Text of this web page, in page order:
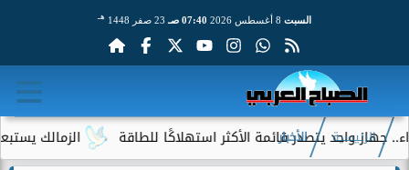
السبت 07:40 صـ 23 صفر 1448 هـ
الزمالك يستبعد 4 لاعبين شباب من حساباته في الموسم الجديد يتصدر قائمة الأكثر استهلاكًا للطاقة
الرئيسية الأخبار